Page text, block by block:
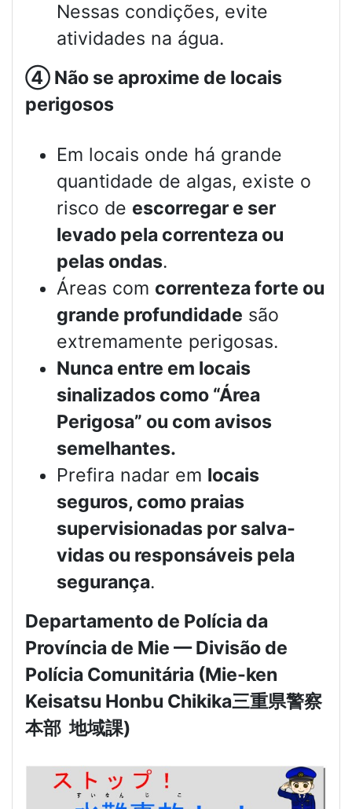
Nessas condições, evite
atividades na água.
④ Não se aproxime de locais
perigosos
Em locais onde há grande
quantidade de algas, existe o
risco de escorregar e ser
levado pela correnteza ou
pelas ondas.
Áreas com correnteza forte ou
grande profundidade são
extremamente perigosas.
Nunca entre em locais
sinalizados como “Área
Perigosa” ou com avisos
semelhantes.
Prefira nadar em locais
seguros, como praias
supervisionadas por salva-
vidas ou responsáveis pela
segurança.
Departamento de Polícia da
Província de Mie — Divisão de
Polícia Comunitária (Mie-ken
Keisatsu Honbu Chikika三重県警察
本部 地域課)